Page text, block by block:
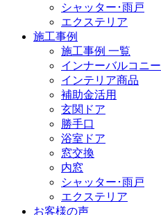
シャッター･雨戸
エクステリア
施工事例
施工事例 一覧
インナーバルコニー
インテリア商品
補助金活用
玄関ドア
勝手口
浴室ドア
窓交換
内窓
シャッター･雨戸
エクステリア
お客様の声